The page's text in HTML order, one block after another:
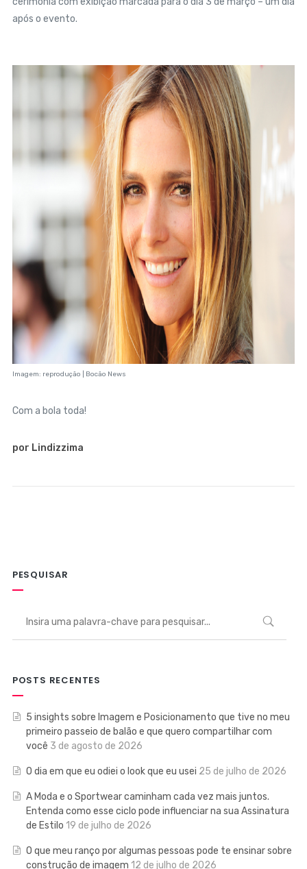
após o evento.
Imagem: reprodução | Bocão News
Com a bola toda!
por Lindizzima
PESQUISAR
POSTS RECENTES
5 insights sobre Imagem e Posicionamento que tive no meu
primeiro passeio de balão e que quero compartilhar com
você 3 de agosto de 2026
O dia em que eu odiei o look que eu usei 25 de julho de 2026
A Moda e o Sportwear caminham cada vez mais juntos.
Entenda como esse ciclo pode influenciar na sua Assinatura
de Estilo 19 de julho de 2026
O que meu ranço por algumas pessoas pode te ensinar sobre
construção de imagem 12 de julho de 2026